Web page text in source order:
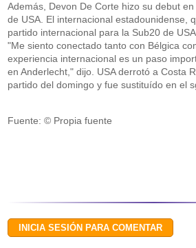
Además, Devon De Corte hizo su debut
de USA. El internacional estadounidense,
partido internacional para la Sub20 de
"Me siento conectado tanto con Bélgica
experiencia internacional es un paso
en Anderlecht," dijo. USA derrotó a Costa
partido del domingo y fue sustituído en el
Fuente: © Propia fuente